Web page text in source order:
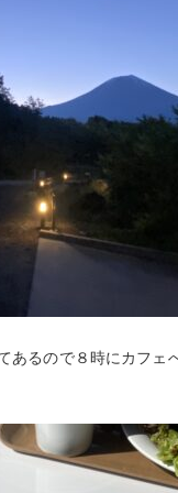
あるので８時にカフェ